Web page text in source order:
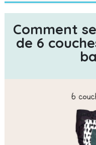
Comment
de 6